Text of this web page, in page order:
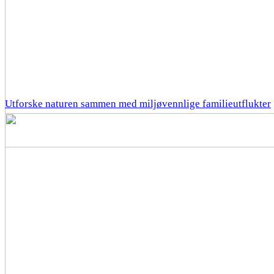
Utforske naturen sammen med miljøvennlige familieutflukter